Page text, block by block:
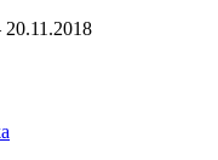
20.11.2018